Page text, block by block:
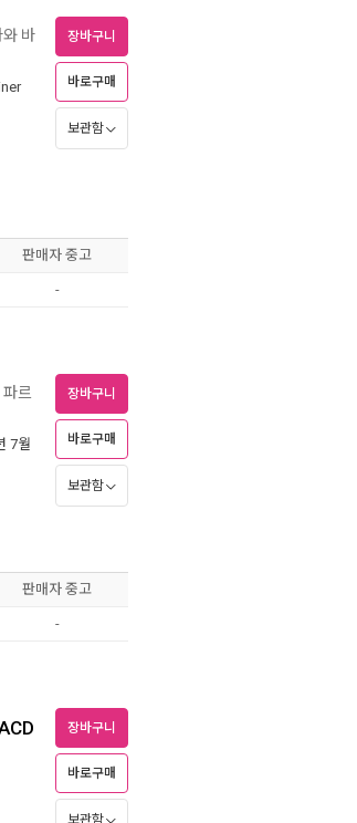
와 바 장바구니
바로구매
보관함
판매자 중고
-
르
7월
장바구니
바로구매
보관함
판매자 중고
-
장바구니
바로구매
보관함